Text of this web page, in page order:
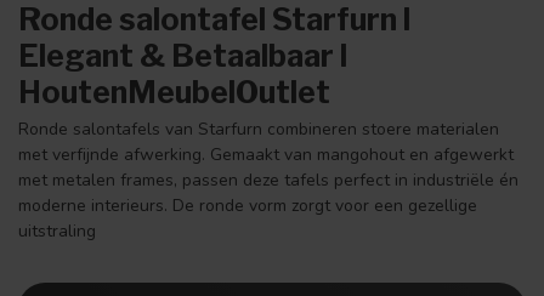
Ronde salontafel Starfurn l
Elegant & Betaalbaar l
HoutenMeubelOutlet
Ronde salontafels van Starfurn combineren stoere materialen
met verfijnde afwerking. Gemaakt van mangohout en afgewerkt
met metalen frames, passen deze tafels perfect in industriële én
moderne interieurs. De ronde vorm zorgt voor een gezellige
uitstraling